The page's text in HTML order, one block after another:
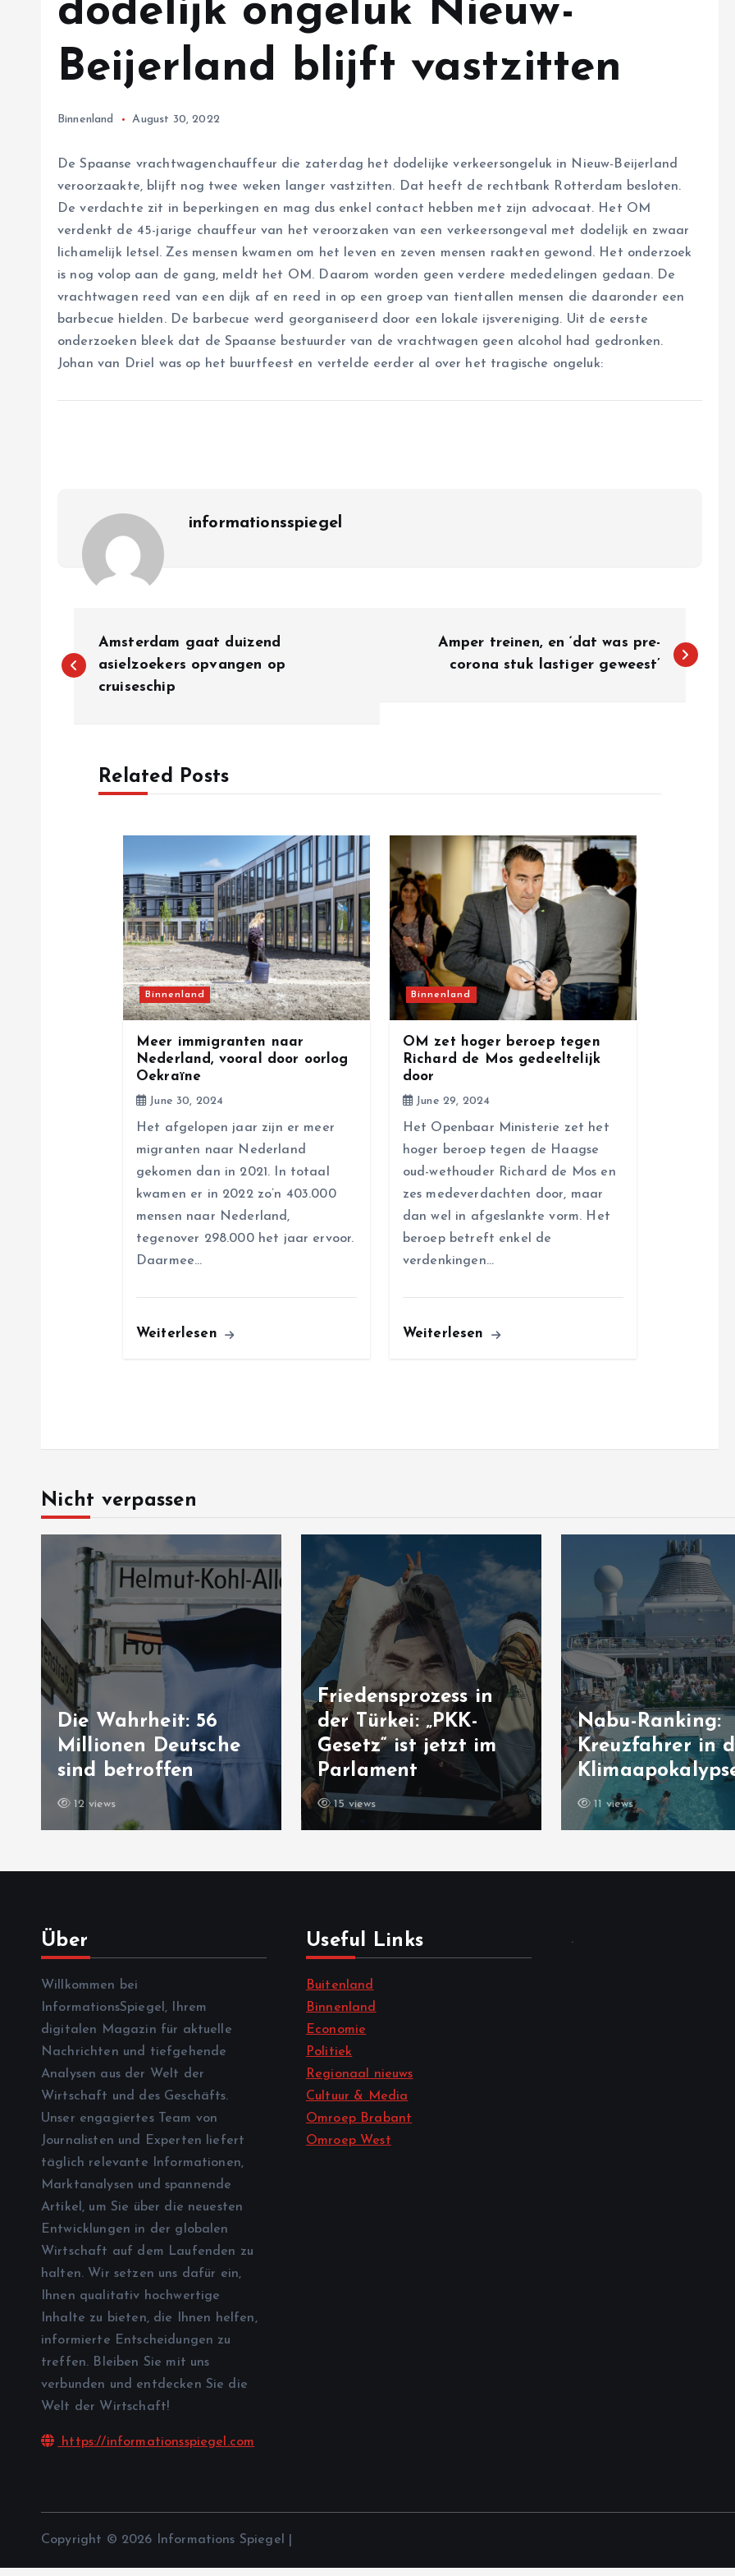
dodelijk ongeluk Nieuw-
Beijerland blijft vastzitten
Binnenland August 30, 2022
De Spaanse vrachtwagenchauffeur die zaterdag het dodelijke verkeersongeluk in Nieuw-Beijerland
veroorzaakte, blijft nog twee weken langer vastzitten. Dat heeft de rechtbank Rotterdam besloten.
De verdachte zit in beperkingen en mag dus enkel contact hebben met zijn advocaat. Het OM
verdenkt de 45-jarige chauffeur van het veroorzaken van een verkeersongeval met dodelijk en zwaar
lichamelijk letsel. Zes mensen kwamen om het leven en zeven mensen raakten gewond. Het onderzoek
is nog volop aan de gang, meldt het OM. Daarom worden geen verdere mededelingen gedaan. De
vrachtwagen reed van een dijk af en reed in op een groep van tientallen mensen die daaronder een
barbecue hielden. De barbecue werd georganiseerd door een lokale ijsvereniging. Uit de eerste
onderzoeken bleek dat de Spaanse bestuurder van de vrachtwagen geen alcohol had gedronken.
Johan van Driel was op het buurtfeest en vertelde eerder al over het tragische ongeluk:
informationsspiegel
o
Amsterdam gaat duizend
asielzoekers opvangen op
cruiseschip
Amper treinen, en ‘dat was pre-
corona stuk lastiger geweest’
Related Posts
Binnenland
Meer immigranten naar
Nederland, vooral door oorlog
Oekraïne
June 30, 2024
Het afgelopen jaar zijn er meer
migranten naar Nederland
gekomen dan in 2021. In totaal
kwamen er in 2022 zo’n 403.000
mensen naar Nederland,
tegenover 298.000 het jaar ervoor.
Daarmee…
Weiterlesen
Binnenland
OM zet hoger beroep tegen
Richard de Mos gedeeltelijk
door
June 29, 2024
Het Openbaar Ministerie zet het
hoger beroep tegen de Haagse
oud-wethouder Richard de Mos en
zes medeverdachten door, maar
dan wel in afgeslankte vorm. Het
beroep betreft enkel de
verdenkingen…
Weiterlesen
Nicht verpassen
Die Wahrheit: 56
Millionen Deutsche
sind betroffen
12 views
Friedensprozess in
der Türkei: „PKK-
Gesetz“ ist jetzt im
Parlament
15 views
Nabu-Ranking:
Kreuzfahrer in
11 views
Über
Willkommen bei
InformationsSpiegel, Ihrem
digitalen Magazin für aktuelle
Nachrichten und tiefgehende
Analysen aus der Welt der
Wirtschaft und des Geschäfts.
Unser engagiertes Team von
Journalisten und Experten liefert
täglich relevante Informationen,
Marktanalysen und spannende
Artikel, um Sie über die neuesten
Entwicklungen in der globalen
Wirtschaft auf dem Laufenden zu
halten. Wir setzen uns dafür ein,
Ihnen qualitativ hochwertige
Inhalte zu bieten, die Ihnen helfen,
informierte Entscheidungen zu
treffen. Bleiben Sie mit uns
verbunden und entdecken Sie die
Welt der Wirtschaft!
https://informationsspiegel.com
Useful Links
Buitenland
Binnenland
Economie
Politiek
Regionaal nieuws
Cultuur & Media
Omroep Brabant
Omroep West
.
Copyright © 2026 Informations Spiegel |